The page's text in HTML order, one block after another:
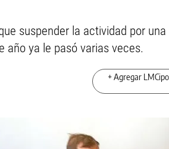
suspender la actividad por
año ya le pasó varias veces.
+ Agregar